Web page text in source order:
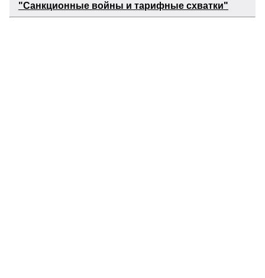
"Санкционные войны и тарифные схватки"